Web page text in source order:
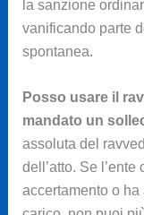
la sanzione
vanificando parte
spontanea.
Posso usare il
mandato un
assoluta del
dell’atto. Se
accertamento o ha